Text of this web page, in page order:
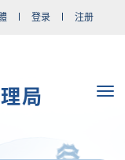
登录 注册
局